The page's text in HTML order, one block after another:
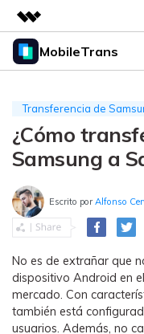
Productos destacados
Utilidades
Resumen
Soluciones
Quiénes somos
Sala de prensa
Tienda
Soporte
MobileTrans
Para Escritorio
y
Precios
Precios para
Precios para
Precios para
Descuentos
Guía de
Preguntas
Más Soporte
Blog
Tendencias
Concursos y eventos
Buscar
Transferencia de
¿Cómo
Samsung a
Escrito porAlfonso
No es de extrañar que
dispositivo Android en
mercado. Con
también está
usuarios. Además, no